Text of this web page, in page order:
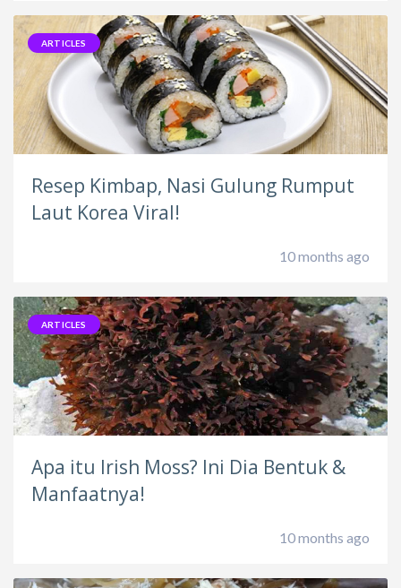
ARTICLES
Resep Kimbap, Nasi Gulung Rumput
Laut Korea Viral!
10 months ago
ARTICLES
Apa itu Irish Moss? Ini Dia Bentuk &
Manfaatnya!
10 months ago